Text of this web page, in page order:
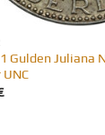
Gulden Juliana